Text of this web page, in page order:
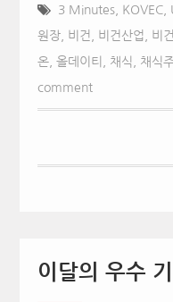
3 Minutes, KOVEC,
원장, 비건 비건산업 비
온, 올데이티 채식 채식
comment
이달의 우수